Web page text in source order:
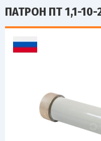
ПАТРОН ПТ 1,1-10-